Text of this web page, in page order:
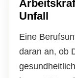
Unfall
Eine
daran an, ob